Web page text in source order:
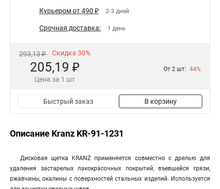
Курьером от 490 ₽ 2-3 дней
Срочная доставка: 1 день
293,13 ₽ Скидка 30%
205,19 ₽
Цена за 1 шт
От 2 шт: 44%
Быстрый заказ В корзину
Описание Kranz KR-91-1231
Дисковая щетка KRANZ применяется совместно с дрелью для
удаления застарелых лакокрасочных покрытий, въевшейся грязи,
ржавчины, окалины с поверхностей стальных изделий. Используется